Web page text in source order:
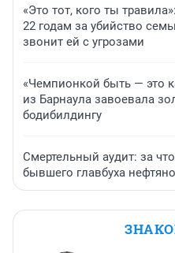
«Это тот, кого ты
22 годам за убийство
звонит ей с угрозами
«Чемпионкой быть — это
из Барнаула завоевала
бодибилдингу
Смертельный аудит: за
бывшего главбуха